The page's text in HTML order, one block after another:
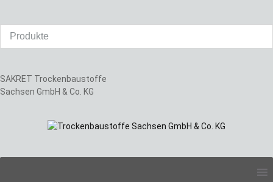
SAKRET Trockenbaustoffe
Sachsen GmbH & Co. KG